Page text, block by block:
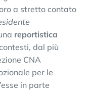
a stretto contato
reportistica
dal più
CNA
per le
in parte